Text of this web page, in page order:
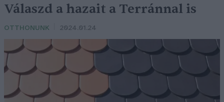
Válaszd a hazait a Terránnal is
OTTHONUNK 2024.01.24